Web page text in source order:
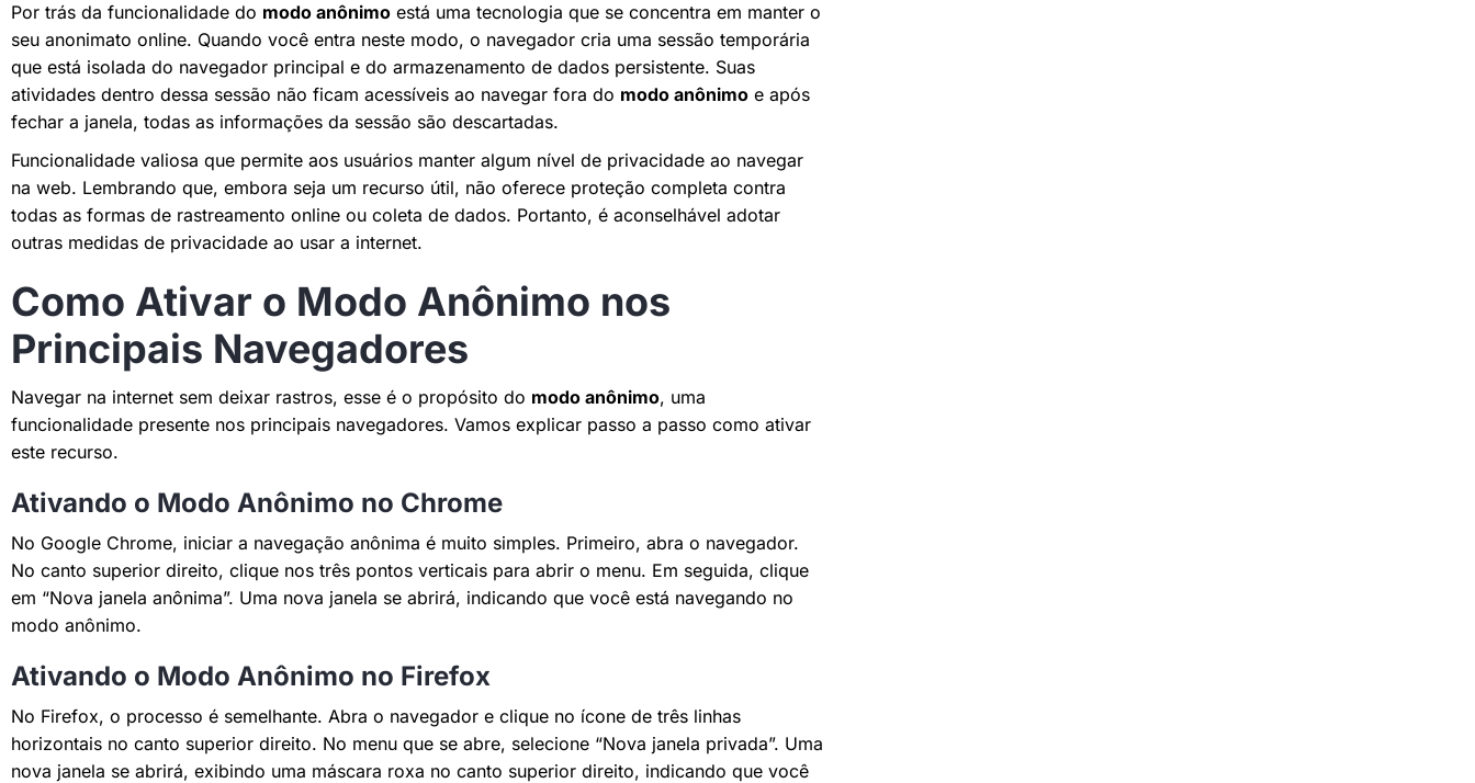
Por trás da funcionalidade do modo anônimo está uma tecnologia que se concentra em manter o
seu anonimato online. Quando você entra neste modo, o navegador cria uma sessão temporária
que está isolada do navegador principal e do armazenamento de dados persistente. Suas
atividades dentro dessa sessão não ficam acessíveis ao navegar fora do modo anônimo e após
fechar a janela, todas as informações da sessão são descartadas.
Funcionalidade valiosa que permite aos usuários manter algum nível de privacidade ao navegar
na web. Lembrando que, embora seja um recurso útil, não oferece proteção completa contra
todas as formas de rastreamento online ou coleta de dados. Portanto, é aconselhável adotar
outras medidas de privacidade ao usar a internet.
Como Ativar o Modo Anônimo nos
Principais Navegadores
Navegar na internet sem deixar rastros, esse é o propósito do modo anônimo, uma
funcionalidade presente nos principais navegadores. Vamos explicar passo a passo como ativar
este recurso.
Ativando o Modo Anônimo no Chrome
No Google Chrome, iniciar a navegação anônima é muito simples. Primeiro, abra o navegador.
No canto superior direito, clique nos três pontos verticais para abrir o menu. Em seguida, clique
em “Nova janela anônima”. Uma nova janela se abrirá, indicando que você está navegando no
modo anônimo.
Ativando o Modo Anônimo no Firefox
No Firefox, o processo é semelhante. Abra o navegador e clique no ícone de três linhas
horizontais no canto superior direito. No menu que se abre, selecione “Nova janela privada”. Uma
nova janela se abrirá, exibindo uma máscara roxa no canto superior direito, indicando que você